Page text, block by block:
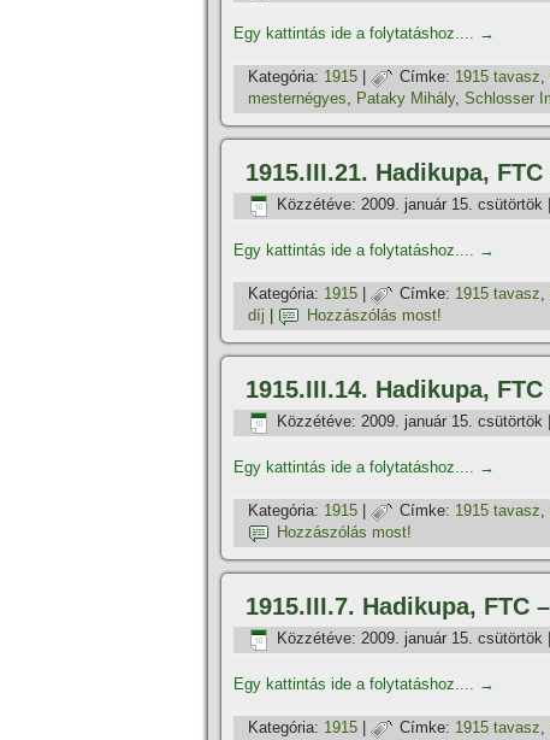
Egy kattintás ide a folytatáshoz.... →
Kategória: 1915 Címke: 1915 tavasz,
mesternégyes, Pataky Mihály, Schlosser
1915.III.21. Hadikupa,
Közzétéve: 2009. január 15. csütörtök
Egy kattintás ide a folytatáshoz.... →
Kategória: 1915 Címke: 1915 tavasz,
dí­j
Hozzászólás most!
1915.III.14. Hadikupa,
Közzétéve: 2009. január 15. csütörtök
Egy kattintás ide a folytatáshoz.... →
Kategória: 1915 Címke: 1915 tavasz,
Hozzászólás most!
1915.III.7. Hadikupa, FTC
Közzétéve: 2009. január 15. csütörtök
Egy kattintás ide a folytatáshoz.... →
Kategória: 1915 Címke: 1915 tavasz,